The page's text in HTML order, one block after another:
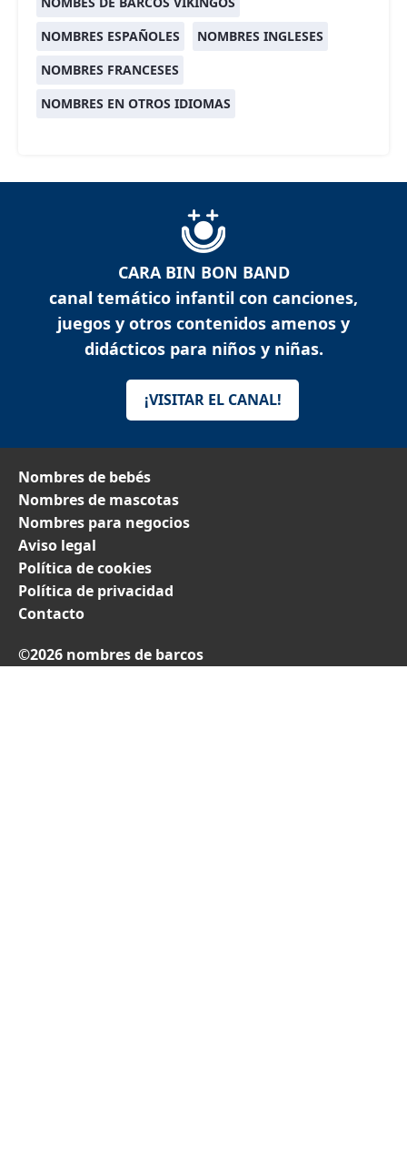
NOMBRES ESPAÑOLES
NOMBRES INGLESES
NOMBRES FRANCESES
NOMBRES EN OTROS IDIOMAS
CARA BIN BON BAND
canal temático infantil con canciones,
juegos y otros contenidos amenos y
didácticos para niños y niñas.
¡VISITAR EL CANAL!
Nombres de bebés
Nombres de mascotas
Nombres para negocios
Aviso legal
Política de cookies
Política de privacidad
Contacto
©2026 nombres de barcos